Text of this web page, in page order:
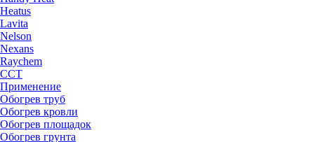
Heatus
Lavita
Nelson
Nexans
Raychem
ССТ
Применение
Обогрев труб
Обогрев кровли
Обогрев площадок
Обогрев грунта